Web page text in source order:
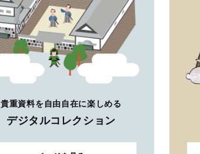
貴重資料を自由自在に楽しめる
デジタルコレクション